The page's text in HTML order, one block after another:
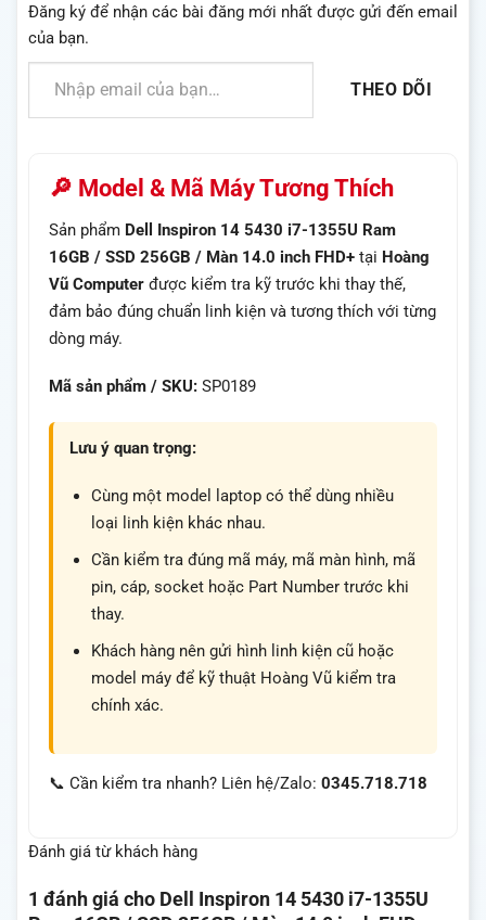
Đăng ký để nhận các bài đăng mới nhất được gửi đến email
của bạn.
Nhập email của bạn…
THEO DÕI
🔎 Model & Mã Máy Tương Thích
Sản phẩm Dell Inspiron 14 5430 i7-1355U Ram
16GB / SSD 256GB / Màn 14.0 inch FHD+ tại Hoàng
Vũ Computer được kiểm tra kỹ trước khi thay thế,
đảm bảo đúng chuẩn linh kiện và tương thích với từng
dòng máy.
Mã sản phẩm / SKU: SP0189
Lưu ý quan trọng:
Cùng một model laptop có thể dùng nhiều
loại linh kiện khác nhau.
Cần kiểm tra đúng mã máy, mã màn hình, mã
pin, cáp, socket hoặc Part Number trước khi
thay.
Khách hàng nên gửi hình linh kiện cũ hoặc
model máy để kỹ thuật Hoàng Vũ kiểm tra
chính xác.
📞 Cần kiểm tra nhanh? Liên hệ/Zalo: 0345.718.718
Đánh giá từ khách hàng
1 đánh giá cho Dell Inspiron 14 5430 i7-1355U